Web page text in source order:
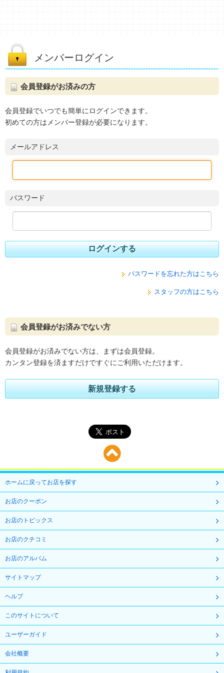
メンバーログイン
会員登録がお済みの方
会員登録でいつでも簡単にログインできます。
初めての方はメンバー登録が必要になります。
メールアドレス
パスワード
ログインする
パスワードを忘れた方はこちら
スタッフの方はこちら
会員登録がお済みでない方
会員登録がお済みでない方は、まずは会員登録。
カンタン登録を済ますだけですぐにご利用いただけます。
新規登録する
ホームに戻ってお店を探す
お店のクーポン
お店のトピックス
お店のクチコミ
お店のアルバム
サイトマップ
ヘルプ
このサイトについて
ユーザーガイド
会社概要